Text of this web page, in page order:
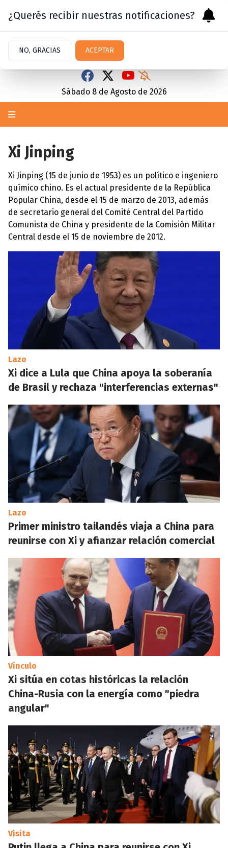
Sábado 8 de Agosto de 2026
Xi Jinping
Xi Jinping (15 de junio de 1953) es un político e ingeniero
químico chino. Es el actual presidente de la República
Popular China, desde el 15 de marzo de 2013, además
de secretario general del Comité Central del Partido
Comunista de China y presidente de la Comisión Militar
Central desde el 15 de noviembre de 2012.
Lazo
Xi dice a Lula que China apoya la soberanía
de Brasil y rechaza "interferencias externas"
Lazo
Primer ministro tailandés viaja a China para
reunirse con Xi y afianzar relación comercial
Vínculo
Xi sitúa en cotas históricas la relación
China-Rusia con la energía como "piedra
angular"
Visita
¿Querés recibir nuestras notificaciones?
NO, GRACIAS ACEPTAR